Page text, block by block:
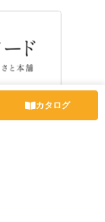
カタログ